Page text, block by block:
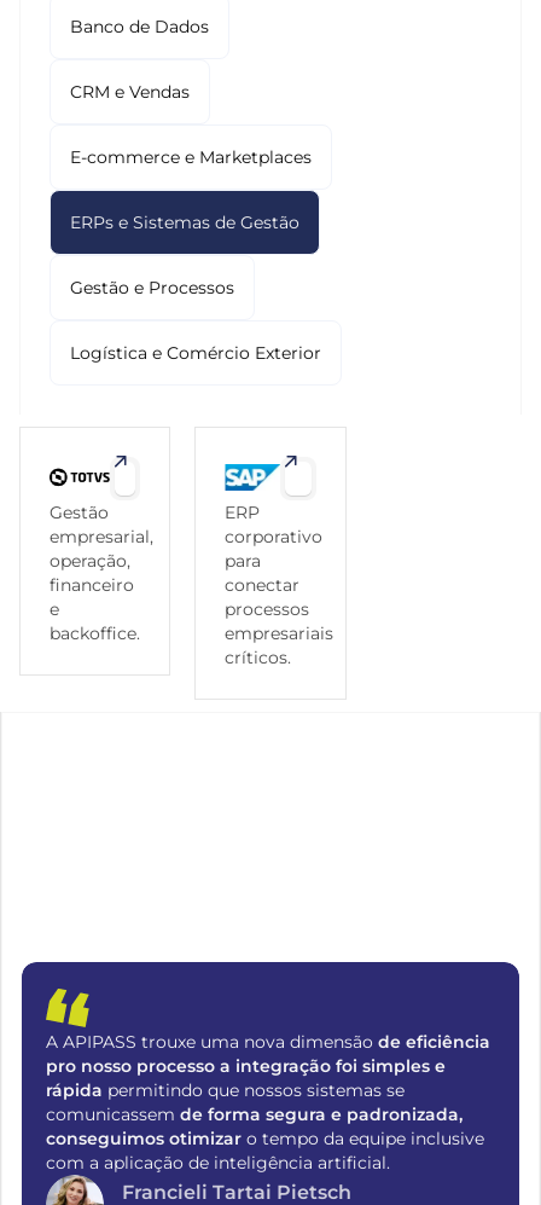
Banco de Dados
CRM e Vendas
E-commerce e Marketplaces
ERPs e Sistemas de Gestão
Gestão e Processos
Logística e Comércio Exterior
Gestão
empresarial,
operação,
financeiro
e
backoffice.
ERP
corporativo
para
conectar
processos
empresariais
críticos.
A APIPASS trouxe uma nova dimensão de eficiência
pro nosso processo a integração foi simples e
rápida permitindo que nossos sistemas se
comunicassem de forma segura e padronizada,
conseguimos otimizar o tempo da equipe inclusive
com a aplicação de inteligência artificial.
Francieli Tartai Pietsch